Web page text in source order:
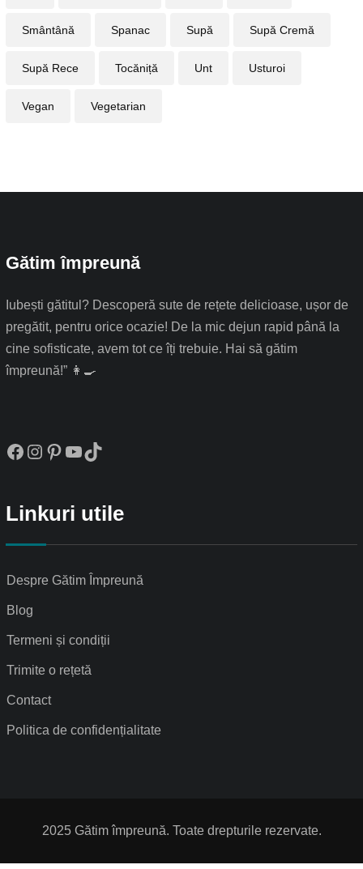
Smântână Spanac Supă Supă Cremă
Supă Rece Tocăniță Unt Usturoi
Vegan Vegetarian
Gătim împreună
Iubești gătitul? Descoperă sute de rețete delicioase, ușor de
pregătit, pentru orice ocazie! De la mic dejun rapid până la
cine sofisticate, avem tot ce îți trebuie. Hai să gătim
împreună!” 👩‍🍳
Linkuri utile
Despre Gătim Împreună
Blog
Termeni și condiții
Trimite o rețetă
Contact
Politica de confidențialitate
2025 Gătim împreună. Toate drepturile rezervate.